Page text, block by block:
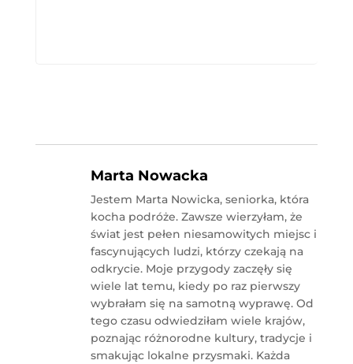
Marta Nowacka
Jestem Marta Nowicka, seniorka, która
kocha podróże. Zawsze wierzyłam, że
świat jest pełen niesamowitych miejsc i
fascynujących ludzi, którzy czekają na
odkrycie. Moje przygody zaczęły się
wiele lat temu, kiedy po raz pierwszy
wybrałam się na samotną wyprawę. Od
tego czasu odwiedziłam wiele krajów,
poznając różnorodne kultury, tradycje i
smakując lokalne przysmaki. Każda